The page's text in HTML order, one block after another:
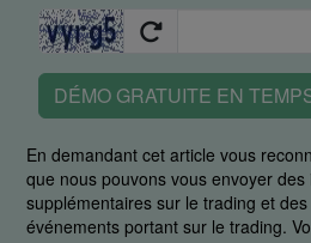
DÉMO GRATUITE EN
En demandant cet article vous
que nous pouvons vous envoyer
supplémentaires sur le trading et
événements portant sur le trading.